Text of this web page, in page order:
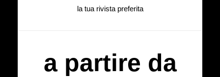
la tua rivista preferita
a partire da